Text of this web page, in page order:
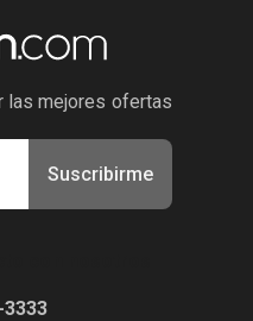
las mejores ofertas
Suscribirme
3333